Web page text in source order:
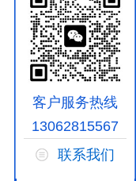
客户服务热线
13062815567
联系我们